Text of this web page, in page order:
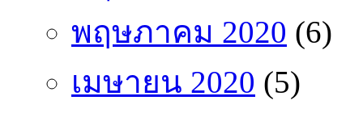
พฤษภาคม 2020 (6)
เมษายน 2020 (5)